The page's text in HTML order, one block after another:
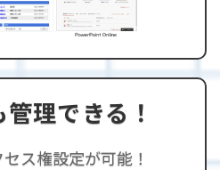
理できる！
ス権設定が可能！